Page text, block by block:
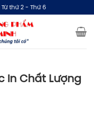
thứ 2 - Thứ 6
In Chất Lượng